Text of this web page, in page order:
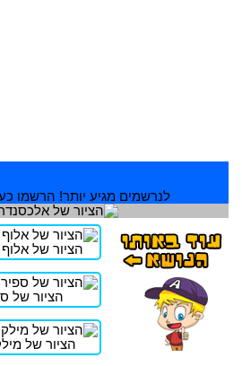
לנרשמים מגיע יותר! הרשמו
הציור של אלוף
הציור של
הציור של